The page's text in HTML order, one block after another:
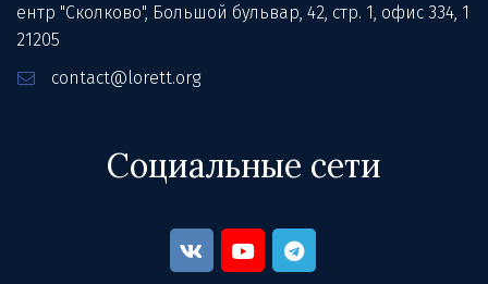
ентр "Сколково", Большой бульвар, 42, стр. 1, офис 334, 1
21205
contact@lorett.org
Социальные сети